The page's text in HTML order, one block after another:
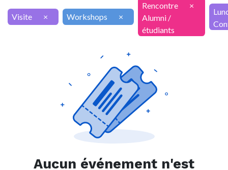
Visite × Workshops ×
Rencontre
Alumni /
étudiants
×
Aucun événement n'est